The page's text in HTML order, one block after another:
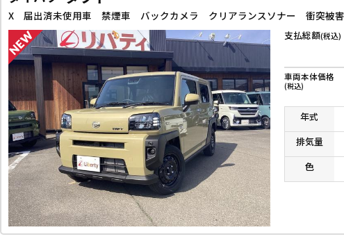
支払総額(税込)
車両本体価格
(税込)
年式
排気量
色